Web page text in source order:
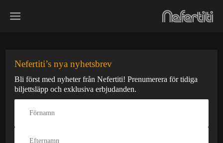
Open Stage
Den här konserten har redan
varit
Nefertiti’s nya nyhetsbrev
Bli först med nyheter från Nefertiti! Prenumerera för tidiga
biljettsläpp och exklusiva erbjudanden.